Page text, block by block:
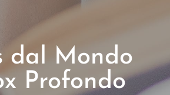
dal Mondo
Profondo